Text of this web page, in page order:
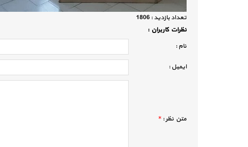
تعداد بازديد : 1806
نظرات كاربران :
نام :
ايميل :
متن نظر : *